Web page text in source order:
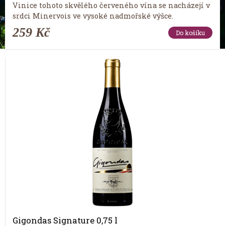
Vinice tohoto skvělého červeného vína se nacházejí v
srdci Minervois ve vysoké nadmořské výšce.
259 Kč Do košíku
Gigondas Signature 0,75 l